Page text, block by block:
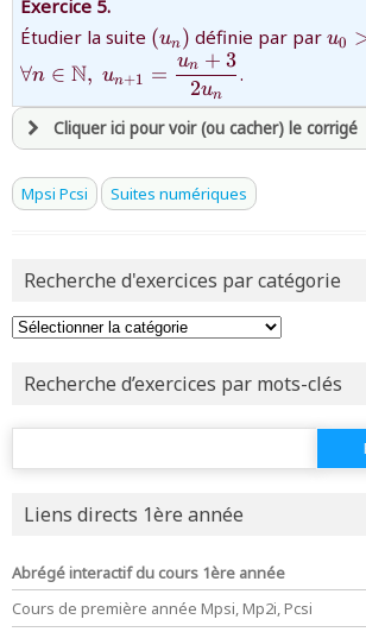
connecté au site
la page d'accueil
ou tester la page d'extraits libres
ou consulterle plan du site
Exercice 5.
Étudier la suite {(u_n)}
(un) définie par par u0
∀n ∈ N, un+1 =
2un
un + 3
.
Cliquer ici pour voir (ou cacher) le corrigé
avoir une souscription active sur
revenir àla page d'accueil
ou testerla page d'extraits libres
ou consulterle plan du site
Mpsi Pcsi Suites numériques
Recherche d'exercices par catégorie
Recherche d’exercices par mots-clés
Rechercher :
Liens directs 1ère année
Abrégé interactif du cours 1ère année
Cours de première année Mpsi, Mp2i, Pcsi